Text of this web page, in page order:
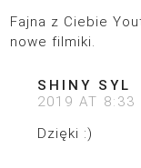
Fajna z Ciebie
nowe filmiki.
SHINY SYL
2019 AT 8:33
Dzięki :)